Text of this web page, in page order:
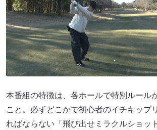
本番組の特徴は、各ホールで特別ルール
こと。必ずどこかで初心者のイチキップ
ればならない「飛び出せミラクルショッ